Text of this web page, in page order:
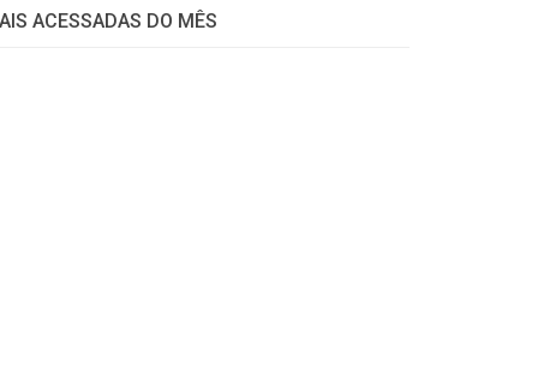
ACESSADAS DO MÊS